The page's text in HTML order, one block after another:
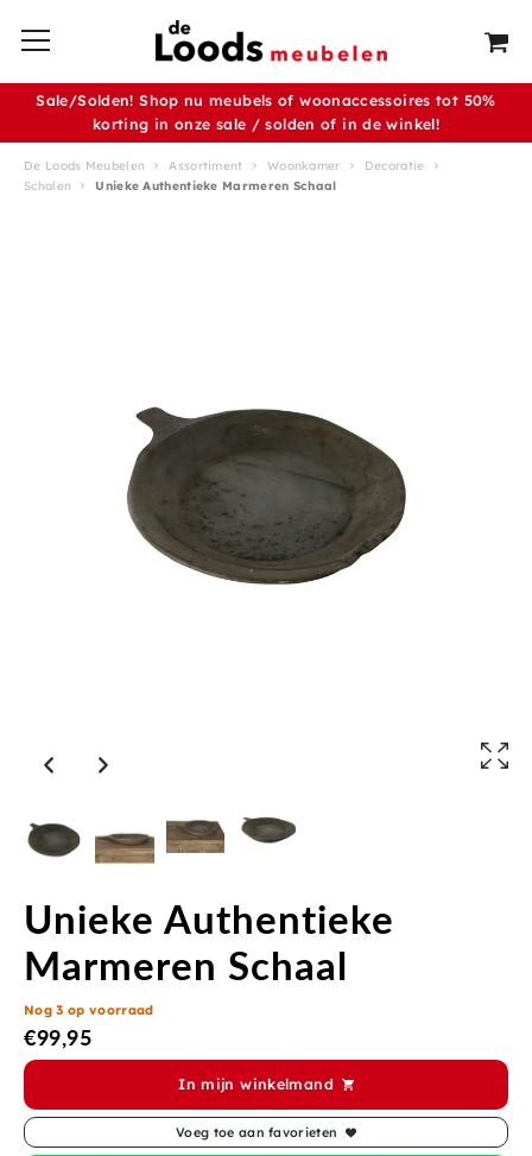
Sale/Solden! Shop nu meubels of woonaccessoires tot 50%
korting in onze sale / solden of in de winkel!
De Loods Meubelen Assortiment Woonkamer
Decoratie
Schalen
Unieke Authentieke Marmeren Schaal
Unieke Authentieke
Marmeren Schaal
Nog 3 op voorraad
€99,95
In mijn winkelmand
Voeg toe aan favorieten